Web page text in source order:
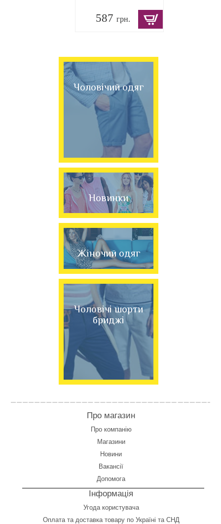
587 грн.
Чоловічий одяг
Новинки
Жіночий одяг
Чоловічі шорти
бриджі
Про магазин
Про компанію
Магазини
Новини
Вакансії
Допомога
Інформація
Угода користувача
Оплата та доставка товару по Україні та СНД